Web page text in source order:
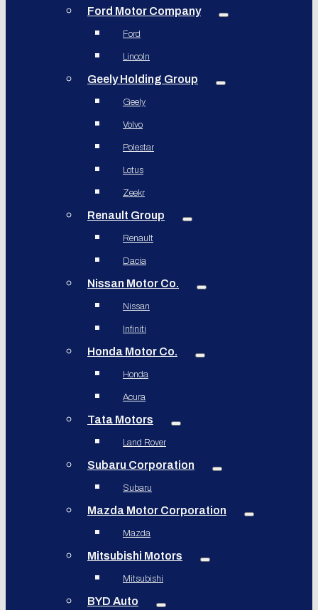
Ford Motor Company
Ford
Lincoln
Geely Holding Group
Geely
Volvo
Polestar
Lotus
Zeekr
Renault Group
Renault
Dacia
Nissan Motor Co.
Nissan
Infiniti
Honda Motor Co.
Honda
Acura
Tata Motors
Land Rover
Subaru Corporation
Subaru
Mazda Motor Corporation
Mazda
Mitsubishi Motors
Mitsubishi
BYD Auto